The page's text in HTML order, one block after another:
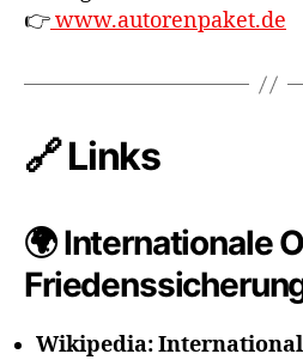
👉www.autorenpaket.de
🔗 Links
🌍 Internationale
Wikipedia: